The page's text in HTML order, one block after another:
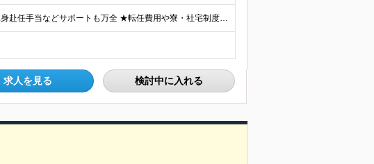
★リモート実績あり★ ★地域/住宅・単身赴任手当などサポートも万全 ★転任費用や寮・社宅制度も完備しています ★勤務地については希望を考慮の上、決定します ★面接地エリアでの就業率92％以上！ 『地
求人を見る 検討中に入れる